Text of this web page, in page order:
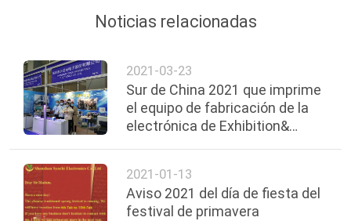
PRIVACY
POLICY
Noticias relacionadas
2021-03-23
Sur de China 2021 que imprime
el equipo de fabricación de la
electrónica de Exhibition&
2021-01-13
Aviso 2021 del día de fiesta del
festival de primavera